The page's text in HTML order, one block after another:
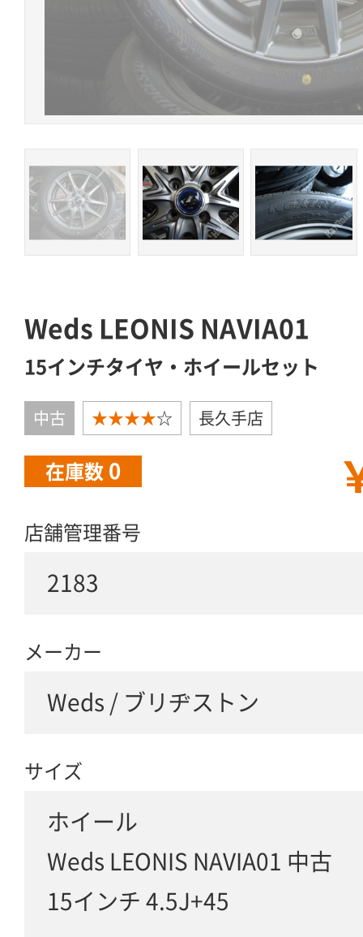
Weds LEONIS NAVIA01
15インチタイヤ・ホイールセット
中古 ★★★★☆ 長久手店
在庫数 0
店舗管理番号
2183
メーカー
Weds / ブリヂストン
サイズ
ホイール
Weds LEONIS NAVIA01 中古
15インチ 4.5J+45